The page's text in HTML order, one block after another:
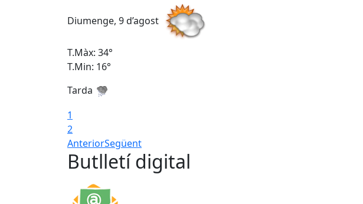
Diumenge, 9 d’agost
T.Màx: 34°
T.Min: 16°
Tarda
1
2
AnteriorSegüent
Butlletí digital